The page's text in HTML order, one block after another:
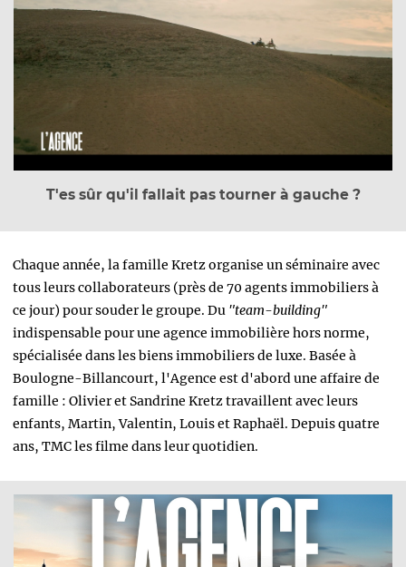
T'es sûr qu'il fallait pas tourner à gauche ?
Chaque année, la famille Kretz organise un séminaire avec
tous leurs collaborateurs (près de 70 agents immobiliers à
ce jour) pour souder le groupe. Du "team-building"
indispensable pour une agence immobilière hors norme,
spécialisée dans les biens immobiliers de luxe. Basée à
Boulogne-Billancourt, l'Agence est d'abord une affaire de
famille : Olivier et Sandrine Kretz travaillent avec leurs
enfants, Martin, Valentin, Louis et Raphaël. Depuis quatre
ans, TMC les filme dans leur quotidien.